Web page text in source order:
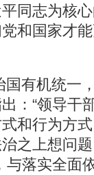
同志为核
和国家才
有机统一
：“领导干
和行为方
之上想问
与落实全面